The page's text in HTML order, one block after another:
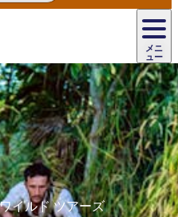
メニ
ュー
イルド ツアーズ